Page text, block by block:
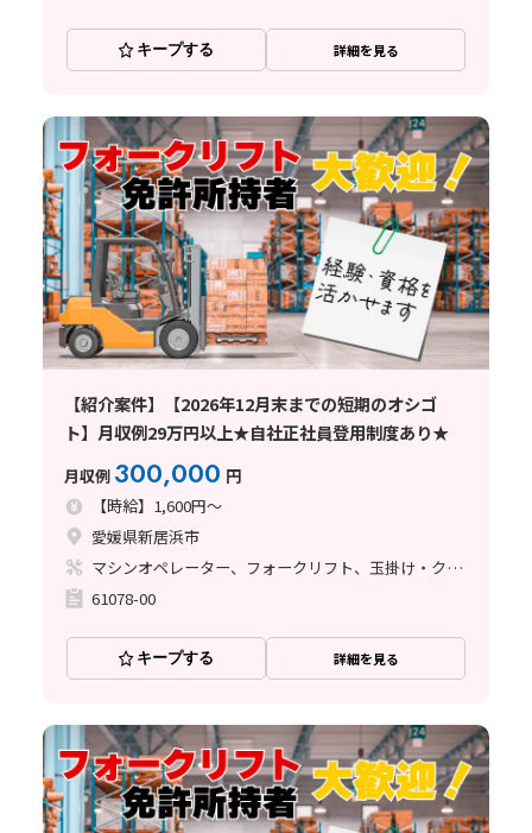
キープする 詳細を見る
【紹介案件】【2026年12月末までの短期のオシゴ
ト】月収例29万円以上★自社正社員登用制度あり★
月収例 300,000 円
【時給】1,600円～
愛媛県新居浜市
マシンオペレーター、フォークリフト、玉掛け・クレーン
61078-00
キープする 詳細を見る